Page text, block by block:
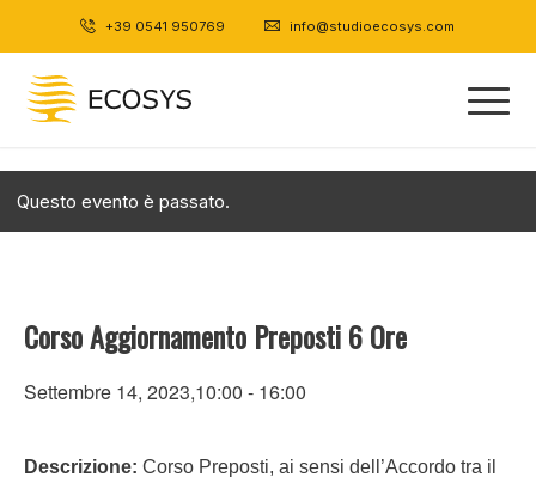
+39 0541 950769 info@studioecosys.com
Questo evento è passato.
Corso Aggiornamento Preposti 6 Ore
Settembre 14, 2023,10:00 - 16:00
Descrizione: Corso Preposti, ai sensi dell’Accordo tra il